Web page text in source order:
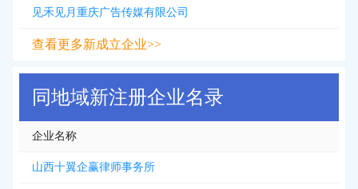
见禾见月重庆广告传媒有限公司
查看更多新成立企业>>
同地域新注册企业名录
企业名称
山西十翼企赢律师事务所